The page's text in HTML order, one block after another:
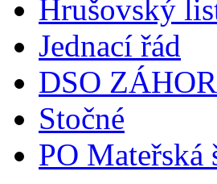
Hrušovský
Jednací řád
DSO
Stočné
PO Mateřská